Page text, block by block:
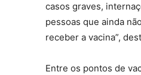
casos graves,
pessoas que ainda
receber a vacina”,
Entre os pontos de